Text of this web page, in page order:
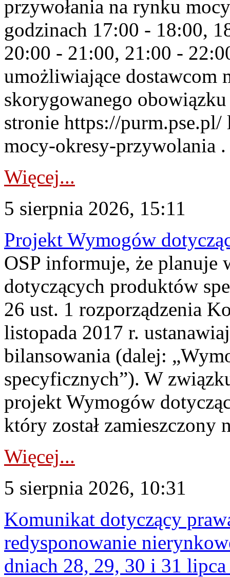
przywołania na rynku
godzinach 17:00 - 18:00,
20:00 - 21:00, 21:00 -
umożliwiające dostawcom
skorygowanego
stronie https://
mocy-okresy-przywolania
Więcej...
5 sierpnia 2026, 15:11
Projekt Wymogów
OSP informuje, że planuje
dotyczących produktów
26 ust. 1 rozporządzenia
listopada 2017 r.
bilansowania (dalej:
specyficznych”). W
projekt Wymogów
który został zamieszczony
Więcej...
5 sierpnia 2026, 10:31
Komunikat dotyczący
redysponowanie
dniach 28, 29, 30 i 31